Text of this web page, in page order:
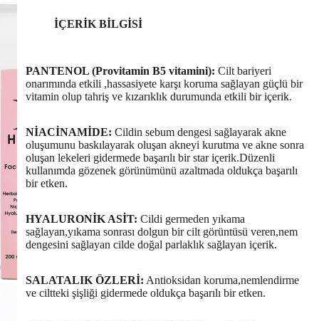
İÇERİK BİLGİSİ
PANTENOL (Provitamin B5 vitamini): Cilt bariyeri
onarımında etkili ,hassasiyete karşı koruma sağlayan güçlü bir
vitamin olup tahriş ve kızarıklık durumunda etkili bir içerik.
NİACİNAMİDE: Cildin sebum dengesi sağlayarak akne
oluşumunu baskılayarak oluşan akneyi kurutma ve akne sonra
oluşan lekeleri gidermede başarılı bir star içerik.Düzenli
kullanımda gözenek görünümünü azaltmada oldukça başarılı
bir etken.
HYALURONİK ASİT: Cildi germeden yıkama
sağlayan,yıkama sonrası dolgun bir cilt görüntüsü veren,nem
dengesini sağlayan cilde doğal parlaklık sağlayan içerik.
SALATALIK ÖZLERİ: Antioksidan koruma,nemlendirme
ve ciltteki şişliği gidermede oldukça başarılı bir etken.